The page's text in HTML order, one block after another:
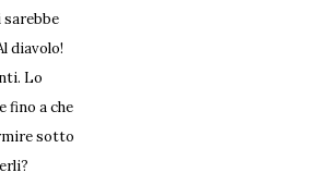
sarebbe
diavolo!
Lo
fino a che
sotto